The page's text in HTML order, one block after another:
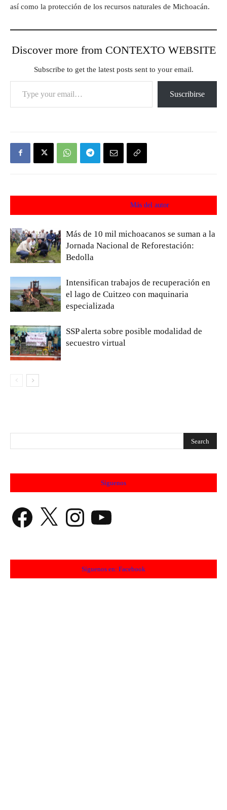
así como la protección de los recursos naturales de Michoacán.
Discover more from CONTEXTO WEBSITE
Subscribe to get the latest posts sent to your email.
Type your email…
Suscribirse
Más del autor
Más de 10 mil michoacanos se suman a la
Jornada Nacional de Reforestación:
Bedolla
Intensifican trabajos de recuperación en
el lago de Cuitzeo con maquinaria
especializada
SSP alerta sobre posible modalidad de
secuestro virtual
Síguenos
Facebook X Instagram
Síguenos en: Facebook